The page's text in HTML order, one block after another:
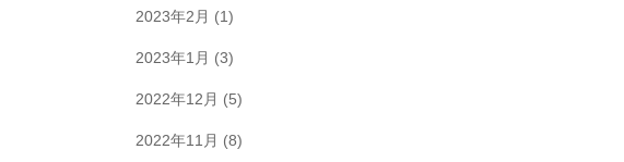
2023年2月 (1)
2023年1月 (3)
2022年12月 (5)
2022年11月 (8)